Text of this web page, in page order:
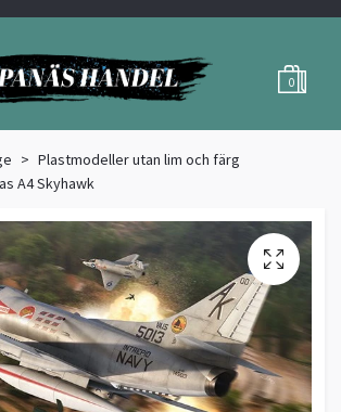
0
Plastmodeller utan lim och färg
A4 Skyhawk